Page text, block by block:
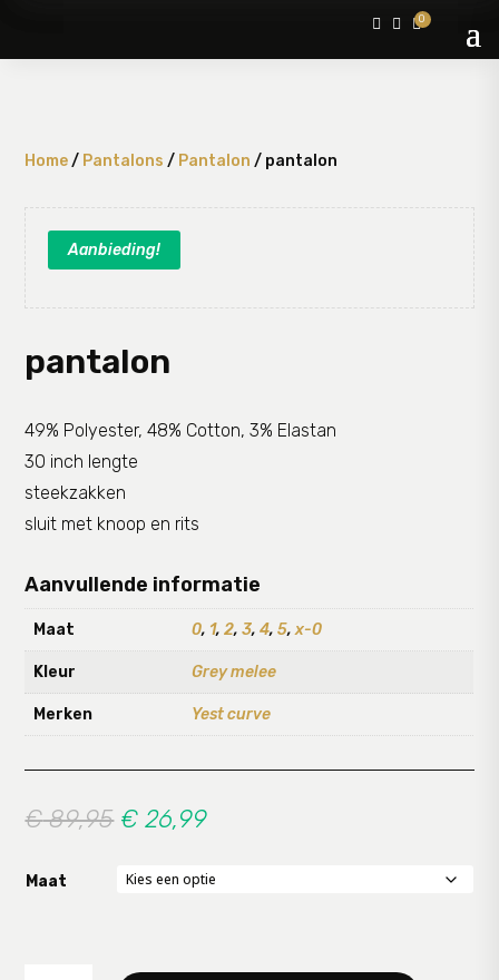
  0
Home/ Pantalons / Pantalon / pantalon
Aanbieding!
pantalon
49% Polyester, 48% Cotton, 3% Elastan
30 inch lengte
steekzakken
sluit met knoop en rits
Aanvullende informatie
Maat 0, 1,2,3,4,5,x-0
Kleur Grey melee
Merken Yest curve
€89,95 Oorspronkelijke
was:
€ 89,95.
€ 26,99Huidige
is:
Maat